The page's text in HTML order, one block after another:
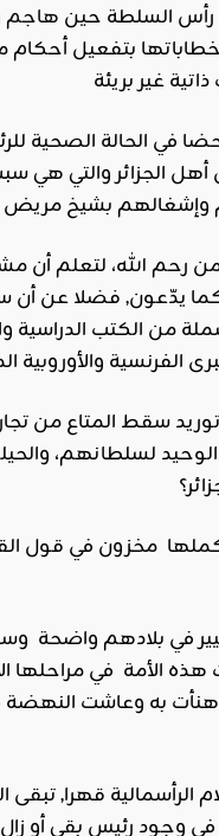
رأس السلطة حين هاجم
بتفعيل
وإشغالهم بشيخ مريض
من رحم الله،
يدّعون, فضلا عن
من الكتب
سقط المتاع من
لسلطانهم،
مخزون في قول
الأمة في مراحلها
به وعاشت النهضة
الرأسمالية قهرا,